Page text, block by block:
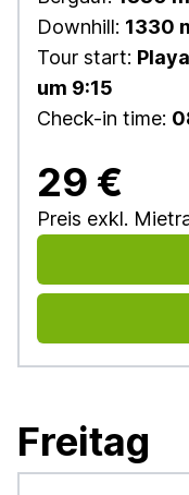
Downhill: 1330
Tour start:
um 9:15
Check-in time:
29 €
Preis exkl.
Freitag